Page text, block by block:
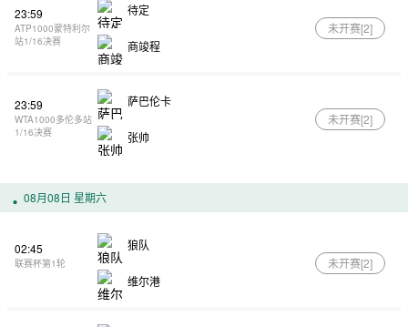
23:59
ATP1000蒙特利尔
站1/16决赛
待定
商竣程
未开赛[2]
23:59
WTA1000多伦多站
1/16决赛
萨巴伦卡
张帅
未开赛[2]
08月08日 星期六
02:45
联赛杯第1轮
狼队
维尔港
未开赛[2]